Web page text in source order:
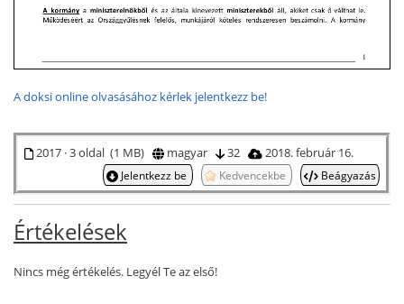
A doksi online olvasásához kérlek jelentkezz be!
2017 · 3 oldal (1 MB) magyar 32 2018. február 16.
Jelentkezz be Kedvencekbe Beágyazás
Értékelések
Nincs még értékelés. Legyél Te az első!